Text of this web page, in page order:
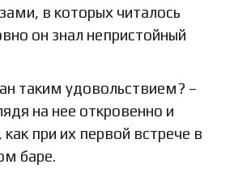
в которых читалось
он знал непристойный
таким удовольствием? –
на нее откровенно и
при их первой встрече в
баре.